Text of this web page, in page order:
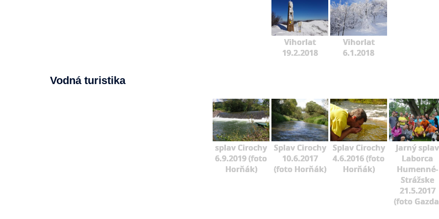
Vihorlat
19.2.2018
Vihorlat
6.1.2018
Vodná turistika
splav Cirochy
6.9.2019 (foto
Horňák)
Splav Cirochy
10.6.2017
(foto Horňák)
Splav Cirochy
4.6.2016 (foto
Horňák)
Jarný splav
Laborca
Humenné-
Strážske
21.5.2017
(foto